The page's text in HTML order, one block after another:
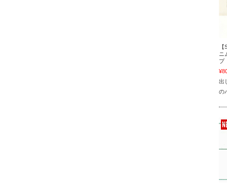
ニ
プ
出
の